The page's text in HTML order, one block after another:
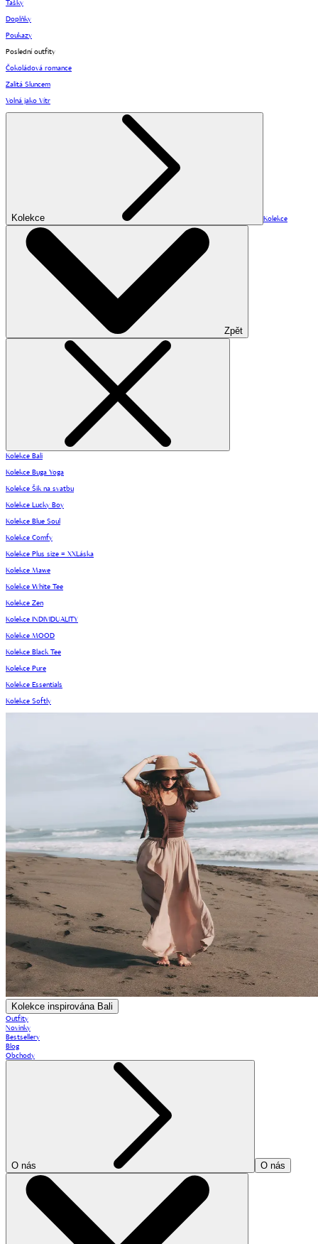
Tašky
Doplňky
Poukazy
Poslední outfity
Čokoládová romance
Zalitá Sluncem
Volná jako Vítr
Kolekce Kolekce
Zpět
Kolekce Bali
Kolekce Buga Yoga
Kolekce Šik na svatbu
Kolekce Lucky Boy
Kolekce Blue Soul
Kolekce Comfy
Kolekce Plus size = XXLáska
Kolekce Mawe
Kolekce White Tee
Kolekce Zen
Kolekce INDIVIDUALITY
Kolekce MOOD
Kolekce Black Tee
Kolekce Pure
Kolekce Essentials
Kolekce Softly
Kolekce inspirována Bali
Outfity
Novinky
Bestsellery
Blog
Obchody
O nás O nás